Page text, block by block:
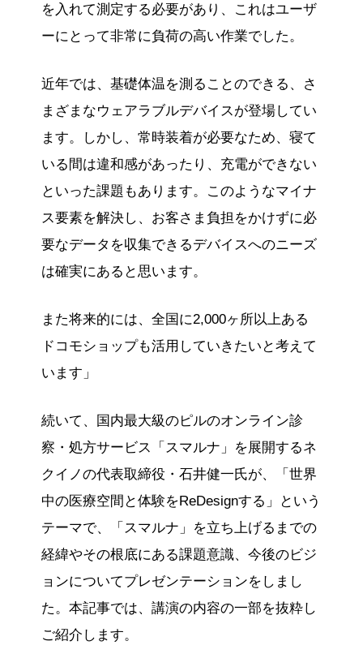
を入れて測定する必要があり、これはユーザ
ーにとって非常に負荷の高い作業でした。
近年では、基礎体温を測ることのできる、さ
まざまなウェアラブルデバイスが登場してい
ます。しかし、常時装着が必要なため、寝て
いる間は違和感があったり、充電ができない
といった課題もあります。このようなマイナ
ス要素を解決し、お客さま負担をかけずに必
要なデータを収集できるデバイスへのニーズ
は確実にあると思います。
また将来的には、全国に2,000ヶ所以上ある
ドコモショップも活用していきたいと考えて
います」
続いて、国内最大級のピルのオンライン診
察・処方サービス「スマルナ」を展開するネ
クイノの代表取締役・石井健一氏が、「世界
中の医療空間と体験をReDesignする」という
テーマで、「スマルナ」を立ち上げるまでの
経緯やその根底にある課題意識、今後のビジ
ョンについてプレゼンテーションをしまし
た。本記事では、講演の内容の一部を抜粋し
ご紹介します。